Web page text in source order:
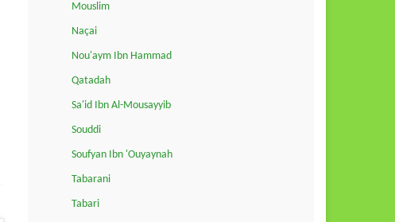
Mouslim
Naçai
Nou'aym Ibn Hammad
Qatadah
Sa'id Ibn Al-Mousayyib
Souddi
Soufyan Ibn 'Ouyaynah
Tabarani
Tabari